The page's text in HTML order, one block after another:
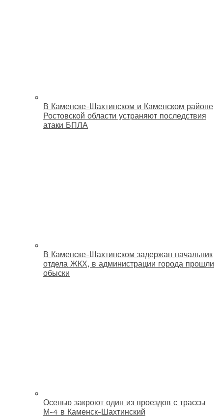
В Каменске-Шахтинском и Каменском районе
Ростовской области устраняют последствия
атаки БПЛА
В Каменске-Шахтинском задержан начальник
отдела ЖКХ, в администрации города прошли
обыски
Осенью закроют один из проездов с трассы
М-4 в Каменск-Шахтинский